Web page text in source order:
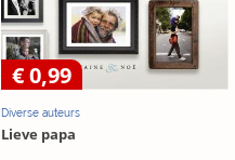
€ 0,99
Diverse auteurs
Lieve papa